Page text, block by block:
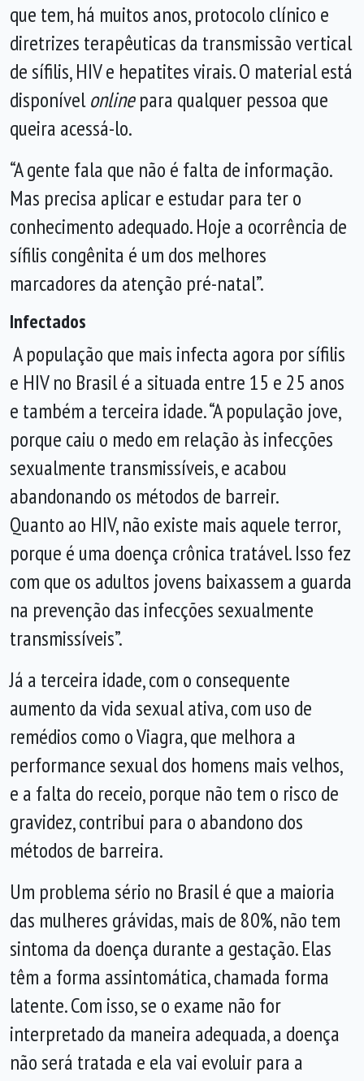
que tem, há muitos anos, protocolo clínico e
diretrizes terapêuticas da transmissão vertical
de sífilis, HIV e hepatites virais. O material está
disponívelonlinepara qualquer pessoa que
queira acessá-lo.
“A gente fala que não é falta de informação.
Mas precisa aplicar e estudar para ter o
conhecimento adequado. Hoje a ocorrência de
sífilis congênita é um dos melhores
marcadores da atenção pré-natal”.
Infectados
A população que mais infecta agora por sífilis
e HIV no Brasil é a situada entre 15 e 25 anos
e também a terceira idade. “A população jove,
porque caiu o medo em relação às infecções
sexualmente transmissíveis, e acabou
abandonando os métodos de barreir.
Quanto ao HIV, não existe mais aquele terror,
porque é uma doença crônica tratável. Isso fez
com que os adultos jovens baixassem a guarda
na prevenção das infecções sexualmente
transmissíveis”.
Já a terceira idade, com o consequente
aumento da vida sexual ativa, com uso de
remédios como o Viagra, que melhora a
performance sexual dos homens mais velhos,
e a falta do receio, porque não tem o risco de
gravidez, contribui para o abandono dos
métodos de barreira.
Um problema sério no Brasil é que a maioria
das mulheres grávidas, mais de 80%, não tem
sintoma da doença durante a gestação. Elas
têm a forma assintomática, chamada forma
latente. Com isso, se o exame não for
interpretado da maneira adequada, a doença
não será tratada e ela vai evoluir para a